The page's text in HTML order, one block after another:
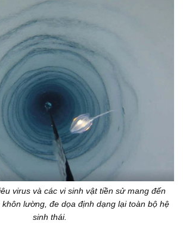
virus và các vi sinh vật tiền sử mang đến
lường, đe dọa định dạng lại toàn bộ hệ
sinh thái.